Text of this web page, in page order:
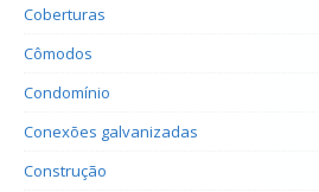
Coberturas
Cômodos
Condomínio
Conexões galvanizadas
Construção